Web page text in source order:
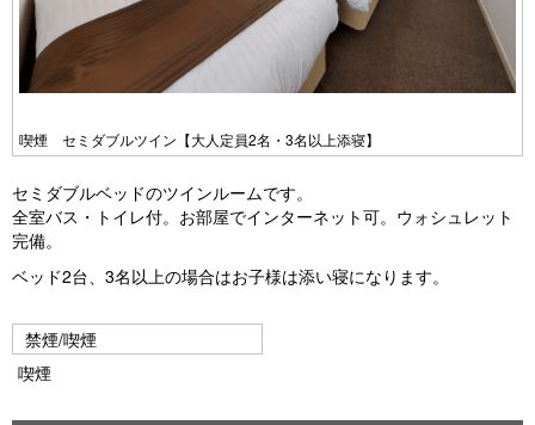
喫煙 セミダブルツイン【大人定員2名・3名以上添寝】
セミダブルベッドのツインルームです。
全室バス・トイレ付。お部屋でインターネット可。ウォシュレット
完備。
ベッド2台、3名以上の場合はお子様は添い寝になります。
禁煙/喫煙
喫煙